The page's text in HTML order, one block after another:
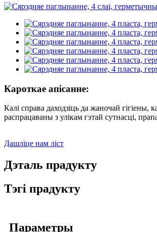
Кароткае апісанне:
Калі справа даходзіць да жаночай
распрацаваны з улікам гэтай сутнасці,
Дашліце нам ліст
Дэталь прадукту
Тэгі прадукту
Параметры